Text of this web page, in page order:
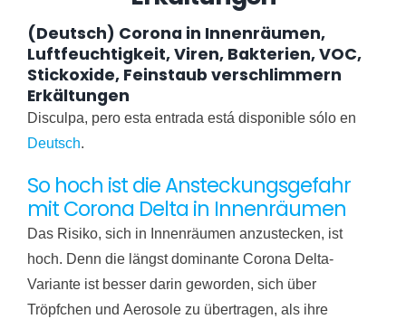
(Deutsch) Corona in Innenräumen,
Luftfeuchtigkeit, Viren, Bakterien, VOC,
Stickoxide, Feinstaub verschlimmern
Erkältungen
Disculpa, pero esta entrada está disponible sólo en
Deutsch.
So hoch ist die Ansteckungsgefahr
mit Corona Delta in Innenräumen
Das Risiko, sich in Innenräumen anzustecken, ist
hoch. Denn die längst dominante Corona Delta-
Variante ist besser darin geworden, sich über
Tröpfchen und Aerosole zu übertragen, als ihre